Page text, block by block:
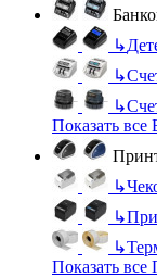
↳
↳
↳
Показать все
↳
↳
↳
Показать все